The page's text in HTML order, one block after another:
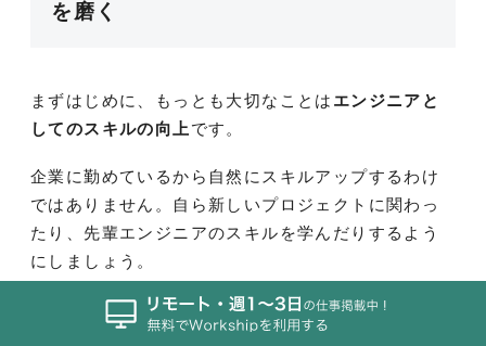
を磨く
まずはじめに、もっとも大切なことは エンジニアと
してのスキルの向上 です。
企業に勤めているから自然にスキルアップするわけ
ではありません。自ら新しいプロジェクトに関わっ
たり、先輩エンジニアのスキルを学んだりするよう
にしましょう。
企業で勤めているからこそできる、大規模な開発や
チームでの開発により多く参加し、その環境でスキ